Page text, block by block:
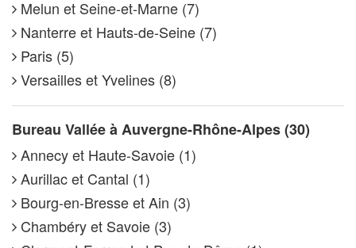
Melun et Seine-et-Marne (7)
Nanterre et Hauts-de-Seine (7)
Paris (5)
Versailles et Yvelines (8)
Bureau Vallée à Auvergne-Rhône-Alpes (30)
Annecy et Haute-Savoie (1)
Aurillac et Cantal (1)
Bourg-en-Bresse et Ain (3)
Chambéry et Savoie (3)